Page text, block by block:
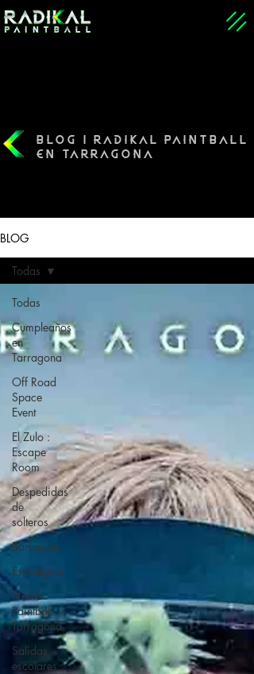
BLOG | RADIKAL PAINTBALL
EN TARRAGONA
BLOG
Todas
Cumpleaños
en
Tarragona
Off Road
Space
Event
El Zulo :
Escape
Room
Despedidas
de
solteros
Barbacoa
Estrategias
Precio
Paintball
Tarragona
Salidas
escolares
Todas